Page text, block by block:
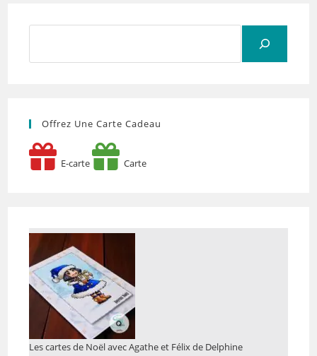
Offrez Une Carte Cadeau
E-carte Carte
Les cartes de Noël avec Agathe et Félix de Delphine